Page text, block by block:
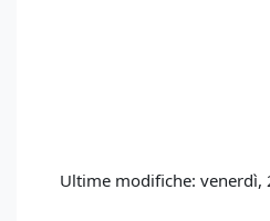
Ultime modifiche: